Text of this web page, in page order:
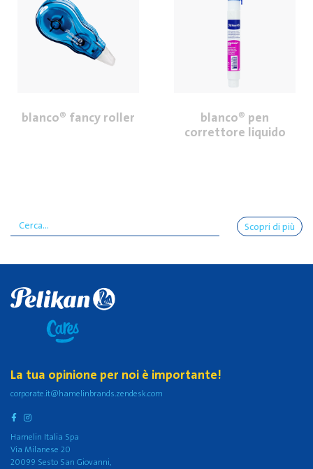
blanco® fancy roller
blanco® pen
correttore liquido
Scopri di più
La tua opinione per noi è importante!
corporate.it@hamelinbrands.zendesk.com
Hamelin Italia Spa
Via Milanese 20
20099 Sesto San Giovanni,